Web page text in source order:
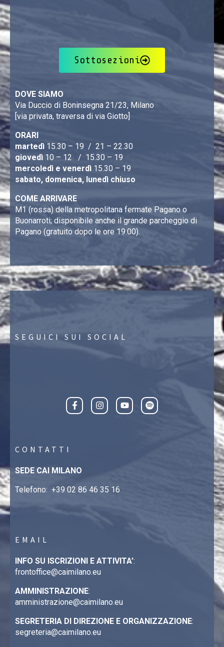
Sottosezioni
DOVE SIAMO
Via Duccio di Boninsegna 21/23, Milano
[via privata, traversa di via Giotto]
ORARI
martedì 15.30 – 19 / 21 – 22.30
giovedì 10 – 12 / 15.30 – 19
mercoledì e venerdì 15.30 – 19
sabato, domenica, lunedì chiuso
COME ARRIVARE
M1 (rossa) della metropolitana fermate Pagano o
Buonarroti; disponibile anche il grande parcheggio di
Pagano (gratuito dopo le ore 19.00).
SEGUICI SUI SOCIAL
CONTATTI
SEDE CAI MILANO
Telefono: +39 02 86 46 35 16
EMAIL
INFO SU ISCRIZIONI E ATTIVITA’:
frontoffice@caimilano.eu
AMMINISTRAZIONE:
amministrazione@caimilano.eu
SEGRETERIA DI DIREZIONE E ORGANIZZAZIONE:
segreteria@caimilano.eu